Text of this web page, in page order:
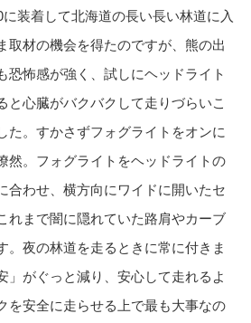
装着して北海道の長い長い林道に入
取材の機会を得たのですが、熊の出
恐怖感が強く、試しにヘッドライト
と心臓がバクバクして走りづらいこ
た。すかさずフォグライトをオンに
然。フォグライトをヘッドライトの
合わせ、横方向にワイドに開いたセ
れまで闇に隠れていた路肩やカーブ
。夜の林道を走るときに常に付きま
」がぐっと減り、安心して走れるよ
を安全に走らせる上で最も大事なの